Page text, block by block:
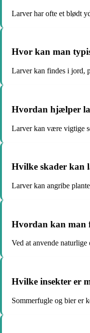
Larver har ofte et blødt
Hvor kan man
Larver kan findes i jord,
Hvordan hjælper
Larver kan være vigtige
Hvilke skader kan
Larver kan angribe
Hvordan kan man
Ved at anvende
Hvilke insekter er
Sommerfugle og bier er